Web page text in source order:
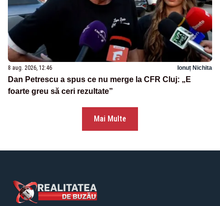
8 aug. 2026, 12:46 Ionuț Nichita
Dan Petrescu a spus ce nu merge la CFR Cluj: „E
foarte greu să ceri rezultate”
Mai Multe